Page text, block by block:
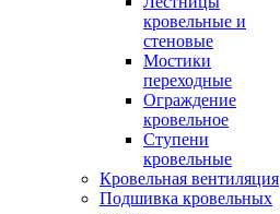
кровельные и
стеновые
Мостики
переходные
Ограждение
кровельное
Ступени
кровельные
Кровельная вентиляция
Подшивка кровельных